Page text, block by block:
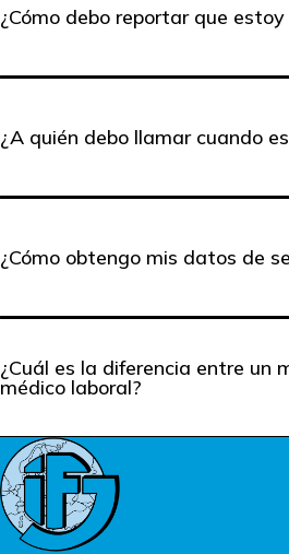
¿Cómo debo reportar que
¿A quién debo llamar cuando
¿Cómo obtengo mis datos de
¿Cuál es la diferencia entre un
médico laboral?